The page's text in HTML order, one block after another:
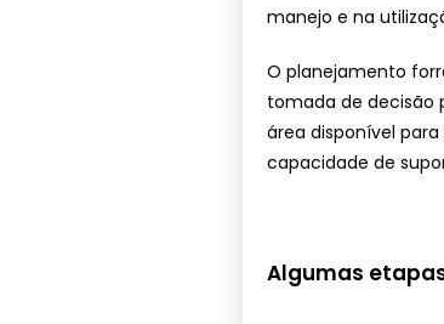
manejo e na
O planejamento
tomada de decisão
área disponível
capacidade de
Algumas